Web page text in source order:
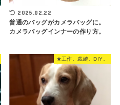
2025.02.22
普通のバッグがカメラバッグに。
カメラバッグインナーの作り方。
★工作。裁縫。DIY。